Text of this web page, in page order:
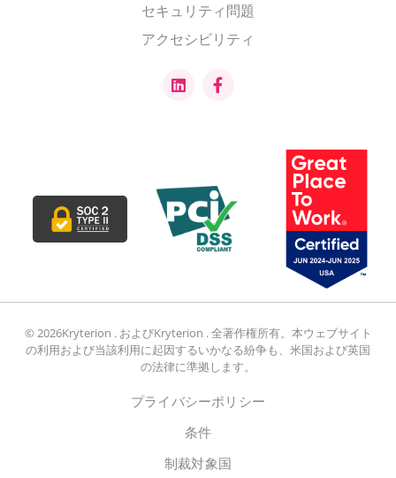
セキュリティ問題
アクセシビリティ
© 2026Kryterion . およびKryterion . 全著作権所有。本ウェブサイト
の利用および当該利用に起因するいかなる紛争も、米国および英国
の法律に準拠します。
プライバシーポリシー
条件
制裁対象国